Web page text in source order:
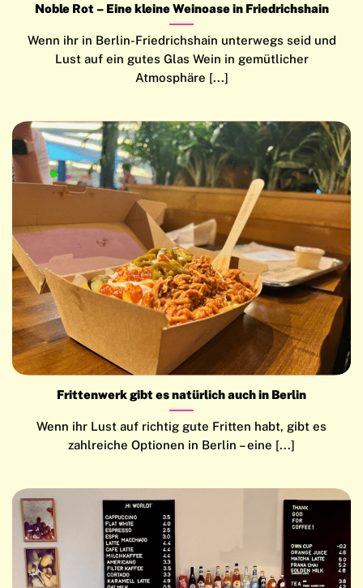
Noble Rot – Eine kleine Weinoase in Friedrichshain
Wenn ihr in Berlin-Friedrichshain unterwegs seid und
Lust auf ein gutes Glas Wein in gemütlicher
Atmosphäre [...]
Frittenwerk gibt es natürlich auch in Berlin
Wenn ihr Lust auf richtig gute Fritten habt, gibt es
zahlreiche Optionen in Berlin – eine [...]